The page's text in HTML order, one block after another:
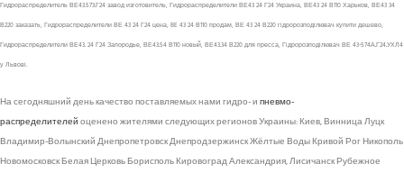
Гидрораспределитель ВЕ43.573.Г24 завод изготовитель, Гидрораспределители ВЕ43 24 Г24 Украина, ВЕ43 24 В110 Харьков, ВЕ43 34
В220 заказать, Гидрораспределители ВЕ 43 24 Г24 цена, BE 43 24 В110 продам, ВЕ 43 24 В220 гідророзподілювач купити дешево,
Гидрораспределители ВЕ43. 24 Г24 Запородье, ВЕ43.54 В110 новый, ВЕ43.34 В220 для пресса, Гідророзподілювач ВЕ 43-574А.Г24.УХЛ4
у Львові.
На сегодняшний день качество поставляемых нами гидро- ипневмо-
распределителейоценено жителями следующих регионов Украины: Киев, Винница Луцк
Владимир-Волынский Днепропетровск Днепродзержинск Жёлтые Воды Кривой Рог Никополь
Новомосковск Белая Церковь Борисполь Кировоград Александрия, Лисичанск Рубежное